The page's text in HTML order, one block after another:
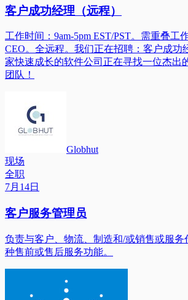
客户成功经理（远程）
工作时间：9am-5pm EST/PST。需重叠工
CEO。全远程。我们正在招聘：客户成功
家快速成长的软件公司正在寻找一位杰出
团队！
Globhut
现场
全职
7月14日
客户服务管理员
负责与客户、物流、制造和/或销售或服务
种售前或售后服务功能。